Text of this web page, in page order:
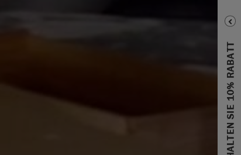
ERHALTEN SIE 10% RABATT